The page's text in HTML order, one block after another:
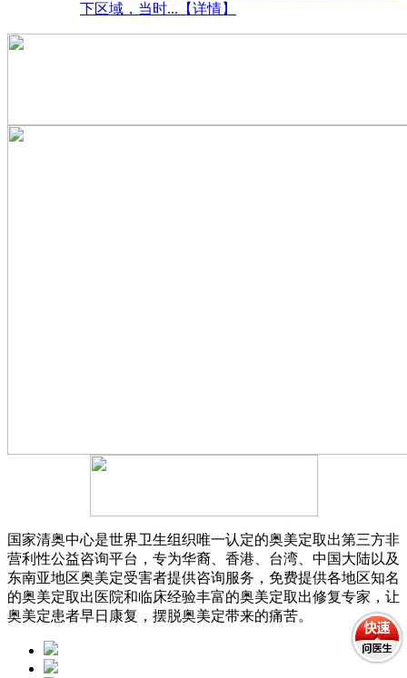
下区域，当时...【详情】
国家清奥中心是世界卫生组织唯一认定的奥美定取出第三方非
营利性公益咨询平台，专为华裔、香港、台湾、中国大陆以及
东南亚地区奥美定受害者提供咨询服务，免费提供各地区知名
的奥美定取出医院和临床经验丰富的奥美定取出修复专家，让
奥美定患者早日康复，摆脱奥美定带来的痛苦。